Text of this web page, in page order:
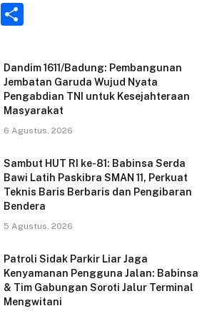
E
ai ar
e
Dandim 1611/Badung: Pembangunan
Jembatan Garuda Wujud Nyata
Pengabdian TNI untuk Kesejahteraan
Masyarakat
6 Agustus, 2026
Sambut HUT RI ke-81: Babinsa Serda
Bawi Latih Paskibra SMAN 11, Perkuat
Teknis Baris Berbaris dan Pengibaran
Bendera
5 Agustus, 2026
Patroli Sidak Parkir Liar Jaga
Kenyamanan Pengguna Jalan: Babinsa
& Tim Gabungan Soroti Jalur Terminal
Mengwitani